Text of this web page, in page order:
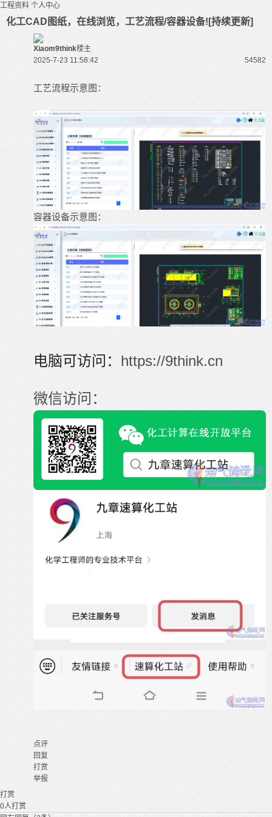
工程资料 个人中心
化工CAD图纸，在线浏览，工艺流程/容器设备![持续更新]
Xiaom9think楼主
2025-7-23 11:58:42
54582
工艺流程示意图：
容器设备示意图：
电脑可访问： https://9think.cn
微信访问：
点评
回复
打赏
举报
打赏
0人打赏